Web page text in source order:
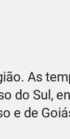
As
do Sul,
e de